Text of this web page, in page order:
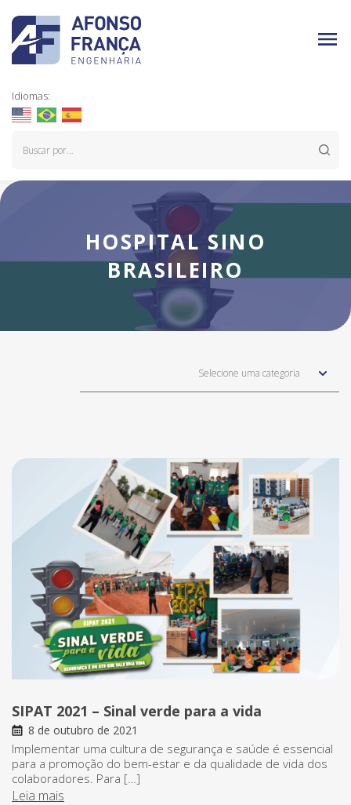
Idiomas:
HOSPITAL SINO
BRASILEIRO
Selecione uma categoria
SIPAT 2021 – Sinal verde para a vida
8 de outubro de 2021
Implementar uma cultura de segurança e saúde é essencial
para a promoção do bem-estar e da qualidade de vida dos
colaboradores. Para […]
Leia mais